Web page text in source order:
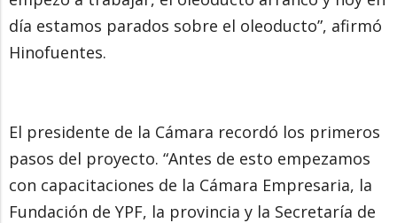
día estamos parados sobre el oleoducto”, afirmó
Hinofuentes.
El presidente de la Cámara recordó los primeros
pasos del proyecto. “Antes de esto empezamos
con capacitaciones de la Cámara Empresaria, la
Fundación de YPF, la provincia y la Secretaría de